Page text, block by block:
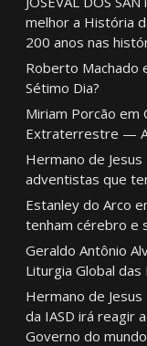
melhor a História
200 anos nas
Roberto Machado
Sétimo Dia?
Miriam Porcão em
Extraterrestre — A
Hermano de
adventistas que
Estanley do Arco
tenham cérebro e
Geraldo Antônio
Liturgia Global
Hermano de
da IASD irá reagir
Governo do